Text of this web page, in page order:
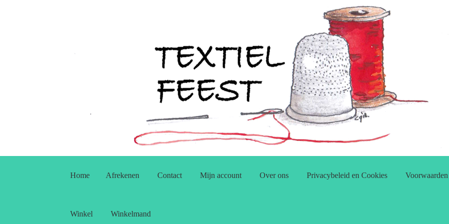
door
naar
Home Afrekenen Contact Mijn account Over ons Privacybeleid en Cookies Voorwaarden
Winkel Winkelmand